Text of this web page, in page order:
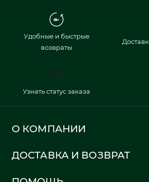
Удобные и быстрые
возвраты
Узнать статус заказа
О КОМПАНИИ
Политика в отношении обработки
ДОСТАВКА И ВОЗВРАТ